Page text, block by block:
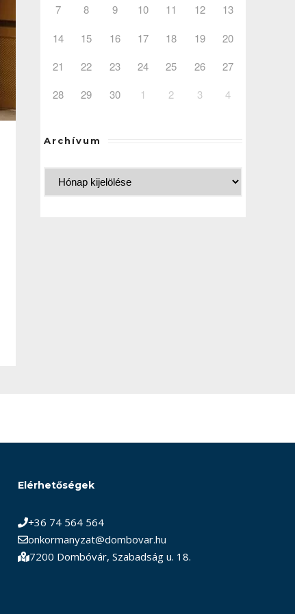
7
8 9 10 11 12
13
14
15 16 17 18 19
20
21
22 23 24 25 26
27
28
29 30 1 2 3 4
Archívum
Elérhetőségek
+36 74 564 564
onkormanyzat@dombovar.hu
7200 Dombóvár, Szabadság u. 18.